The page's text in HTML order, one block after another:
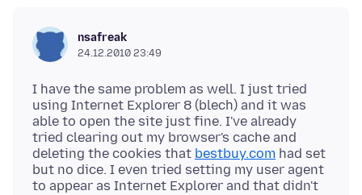
nsafreak
24.12.2010 23:49
I have the same problem as well. I just tried
using Internet Explorer 8 (blech) and it was
able to open the site just fine. I've already
tried clearing out my browser's cache and
deleting the cookies that bestbuy.com had set
but no dice. I even tried setting my user agent
to appear as Internet Explorer and that didn't